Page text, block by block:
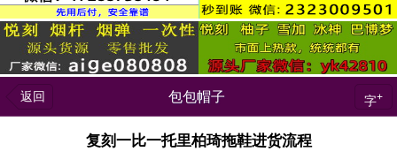
返回 包包帽子 字+
复刻一比一托里柏琦拖鞋进货流程